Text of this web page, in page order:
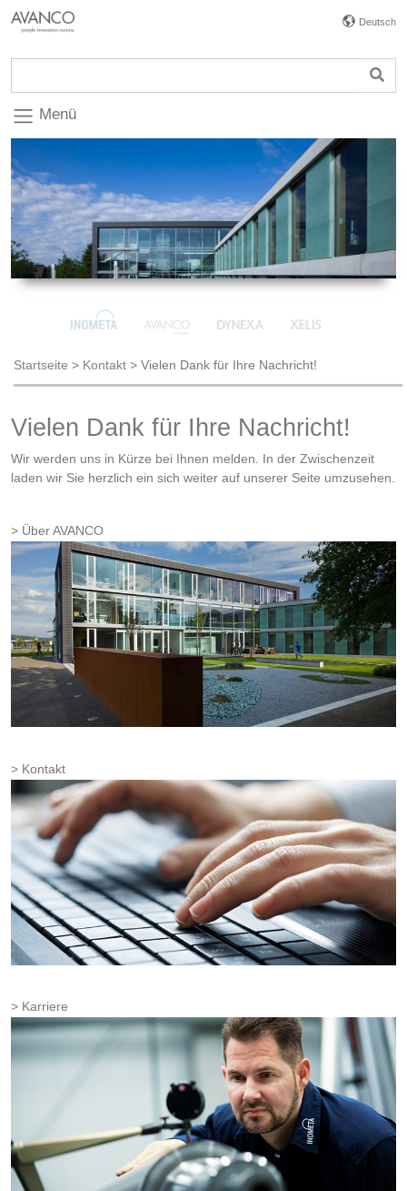
Deutsch
Menü
Startseite > Kontakt > Vielen Dank für Ihre Nachricht!
Vielen Dank für Ihre Nachricht!
Wir werden uns in Kürze bei Ihnen melden. In der Zwischenzeit
laden wir Sie herzlich ein sich weiter auf unserer Seite umzusehen.
Über AVANCO
Kontakt
Karriere